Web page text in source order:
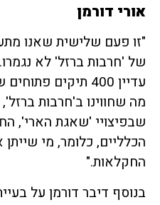
אורי דורמן
"זו פעם שלישית שאנו
עדיין 400 תיקים
מה שחווינו ב'חרבות
שבפיצויי 'שאגת הארי',
הכלליים, כלומר, מי
החקלאות."
בנוסף דיבר דורמן על